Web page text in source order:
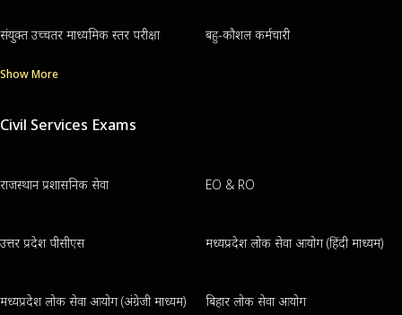
संयुक्त उच्चतर माध्यमिक स्तर परीक्षा बहु-कौशल कर्मचारी
Show More
Civil Services Exams
राजस्थान प्रशासनिक सेवा EO & RO
उत्तर प्रदेश पीसीएस मध्यप्रदेश लोक सेवा आयोग (हिंदी माध्यम)
मध्यप्रदेश लोक सेवा आयोग (अंग्रेजी माध्यम) बिहार लोक सेवा आयोग